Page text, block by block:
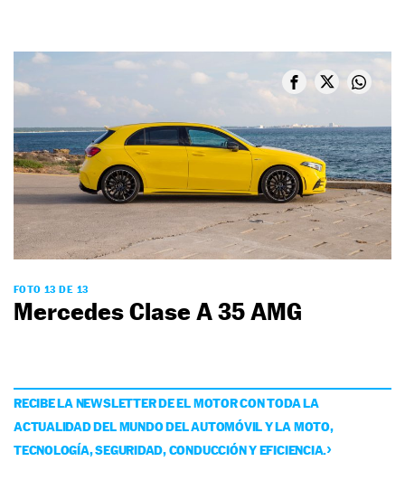
FOTO 13 DE 13
Mercedes Clase A 35 AMG
RECIBE LA NEWSLETTER DE EL MOTOR CON TODA LA
ACTUALIDAD DEL MUNDO DEL AUTOMÓVIL Y LA MOTO,
TECNOLOGÍA, SEGURIDAD, CONDUCCIÓN Y EFICIENCIA.